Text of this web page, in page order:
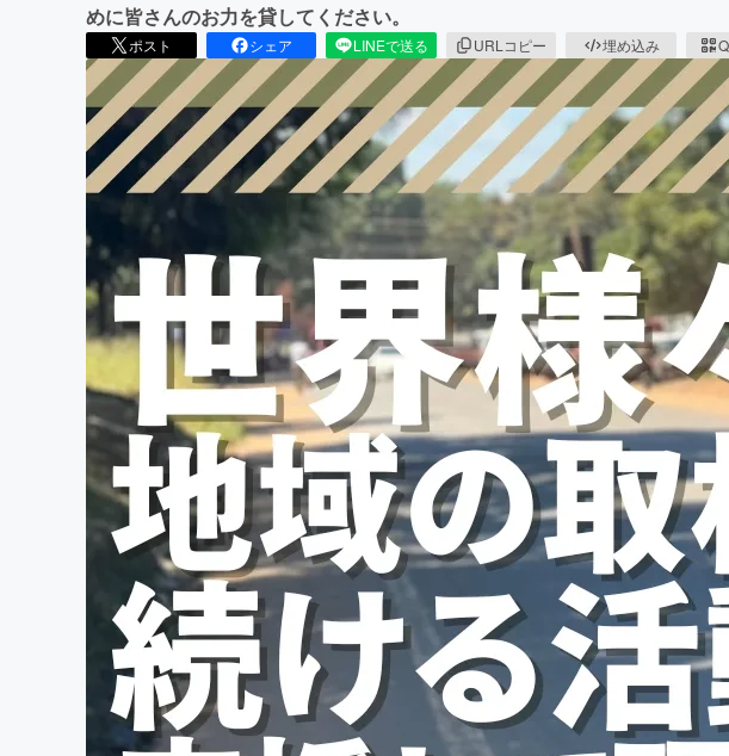
めに皆さんのお力を貸してください。
ポスト シェア LINEで送る URLコピー 埋め込み